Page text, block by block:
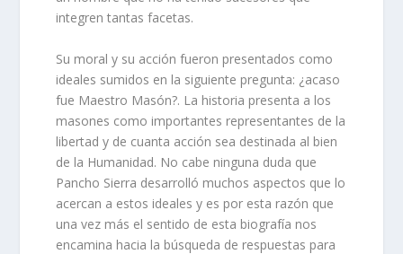
integren tantas facetas.
Su moral y su acción fueron presentados como
ideales sumidos en la siguiente pregunta: ¿acaso
fue Maestro Masón?. La historia presenta a los
masones como importantes representantes de la
libertad y de cuanta acción sea destinada al bien
de la Humanidad. No cabe ninguna duda que
Pancho Sierra desarrolló muchos aspectos que lo
acercan a estos ideales y es por esta razón que
una vez más el sentido de esta biografía nos
encamina hacia la búsqueda de respuestas para